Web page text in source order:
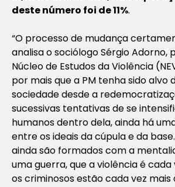
deste número foi de 11%.
“O processo de mudança
analisa o sociólogo Sérgio Adorno,
Núcleo de Estudos da Violência
por mais que a PM tenha sido alvo
sociedade desde a
sucessivas tentativas de se
humanos dentro dela, ainda há
entre os ideais da cúpula e da
ainda são formados com a
uma guerra, que a violência é
os criminosos estão cada vez mais